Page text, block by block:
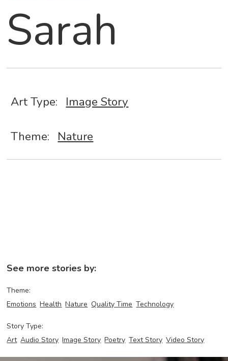
Sarah
Art Type: Image Story
Theme: Nature
See more stories by:
Theme:
Emotions Health Nature Quality Time Technology
Story Type:
Art Audio Story Image Story Poetry Text Story Video Story